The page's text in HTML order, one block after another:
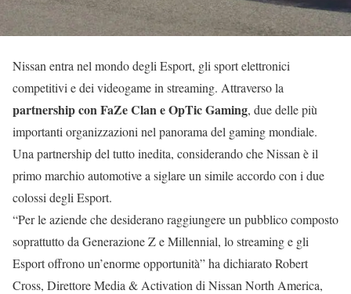
Nissan entra nel mondo degli Esport, gli sport elettronici
competitivi e dei videogame in streaming. Attraverso la
partnership con FaZe Clan e OpTic Gaming, due delle più
importanti organizzazioni nel panorama del gaming mondiale.
Una partnership del tutto inedita, considerando che Nissan è il
primo marchio automotive a siglare un simile accordo con i due
colossi degli Esport.
“Per le aziende che desiderano raggiungere un pubblico composto
soprattutto da Generazione Z e Millennial, lo streaming e gli
Esport offrono un’enorme opportunità” ha dichiarato Robert
Cross, Direttore Media & Activation di Nissan North America,